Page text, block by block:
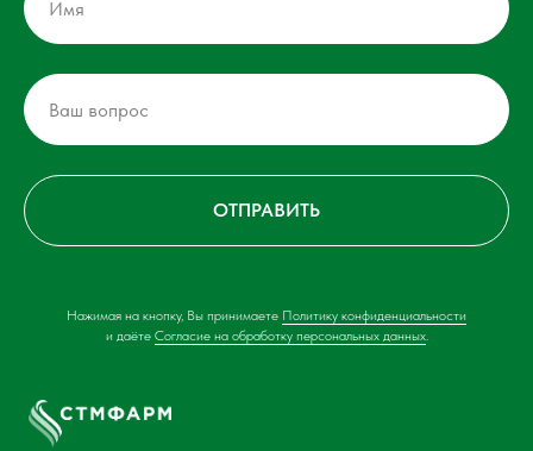
ОТПРАВИТЬ
Нажимая на кнопку, Вы принимаете Политику конфиденциальности
и даёте Согласие на обработку персональных данных.